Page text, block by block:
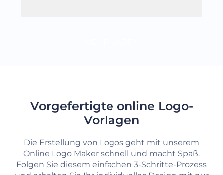
Vorgefertigte online Logo-
Vorlagen
Die Erstellung von Logos geht mit unserem
Online Logo Maker schnell und macht Spaß.
Folgen Sie diesem einfachen 3-Schritte-Prozess